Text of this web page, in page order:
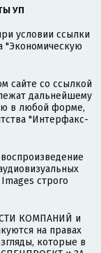
УП
условии ссылки
"Экономическую
сайте со ссылкой
дальнейшему
в любой форме,
"Интерфакс-
строго
КОМПАНИЙ и
на правах
которые в